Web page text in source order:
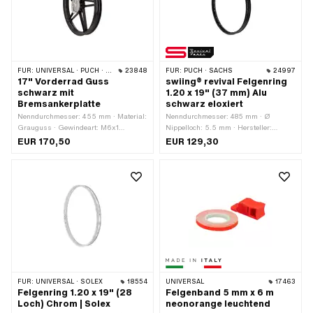
FÜR: UNIVERSAL · PUCH · SACHS 23848
17" Vorderrad Guss
schwarz mit
Bremsankerplatte
Nenndurchmesser: 455 mm · Material:
Grauguss · Gewindeart: M6x1
(Standardgewinde) · Farbe: schwarz ·
Felgenbetttiefe: 20 mm · Oberfläche:
Radgrösse: 17 " · Gesamtbreite
aussen: 55 mm
EUR 170,50
FÜR: PUCH · SACHS 24997
swiing® revival Felgenring
1.20 x 19" (37 mm) Alu
schwarz eloxiert
Nenndurchmesser: 485 mm · Ø
Nippelloch: 5.5 mm · Hersteller:
swiing® revival parts · Material:
Aluminium · Farbe: schwarz ·
aussen: 36.7 mm · Anzahl
Speichenlöcher: 36 Stk.
EUR 129,30
FÜR: UNIVERSAL · SOLEX 18554
Felgenring 1.20 x 19" (28
Loch) Chrom | Solex
UNIVERSAL 17463
Felgenband 5 mm x 6 m
neonorange leuchtend